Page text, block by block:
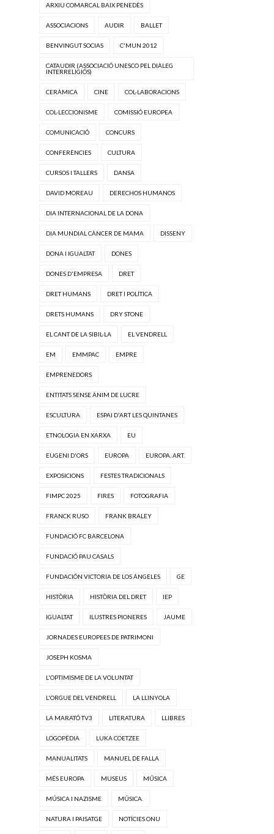
ARXIU COMARCAL BAIX PENEDÈS
ASSOCIACIONS AUDIR BALLET
BENVINGUT SOCIAS C'MUN 2012
CATAUDIR (ASSOCIACIÓ UNESCO PEL DIÀLEG
INTERRELIGIÓS)
CERÀMICA CINE COL·LABORACIONS
COL·LECCIONISME COMISSIÓ EUROPEA
COMUNICACIÓ CONCURS
CONFERÈNCIES CULTURA
CURSOS I TALLERS DANSA
DAVID MOREAU DERECHOS HUMANOS
DIA INTERNACIONAL DE LA DONA
DIA MUNDIAL CÀNCER DE MAMA DISSENY
DONA I IGUALTAT DONES
DONES D'EMPRESA DRET
DRET HUMANS DRET I POLÍTICA
DRETS HUMANS DRY STONE
EL CANT DE LA SIBIL·LA EL VENDRELL
EM EMMPAC EMPRE
EMPRENEDORS
ENTITATS SENSE ÀNIM DE LUCRE
ESCULTURA ESPAI D'ART LES QUINTANES
ETNOLOGIA EN XARXA EU
EUGENI D'ORS EUROPA EUROPA. ART.
EXPOSICIONS FESTES TRADICIONALS
FIMPC 2025 FIRES FOTOGRAFIA
FRANCK RUSO FRANK BRALEY
FUNDACIÓ FC BARCELONA
FUNDACIÓ PAU CASALS
FUNDACIÓN VICTORIA DE LOS ÁNGELES GE
HISTÒRIA HISTÒRIA DEL DRET IEP
IGUALTAT ILUSTRES PIONERES JAUME
JORNADES EUROPEES DE PATRIMONI
JOSEPH KOSMA
L'OPTIMISME DE LA VOLUNTAT
L'ORGUE DEL VENDRELL LA LLINYOLA
LA MARATÓ TV3 LITERATURA LLIBRES
LOGOPÈDIA LUKA COETZEE
MANUALITATS MANUEL DE FALLA
MÉS EUROPA MUSEUS MÚSICA
MÚSICA I NAZISME MÚSICA.
NATURA I PAISATGE NOTÍCIES ONU